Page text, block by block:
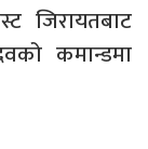
जिरायतबाट
कमान्डमा